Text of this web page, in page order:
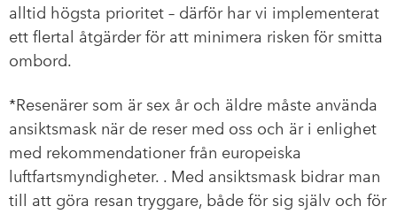
alltid högsta prioritet – därför har vi implementerat
ett flertal åtgärder för att minimera risken för smitta
ombord.
*Resenärer som är sex år och äldre måste använda
ansiktsmask när de reser med oss och är i enlighet
med rekommendationer från europeiska
luftfartsmyndigheter. . Med ansiktsmask bidrar man
till att göra resan tryggare, både för sig själv och för